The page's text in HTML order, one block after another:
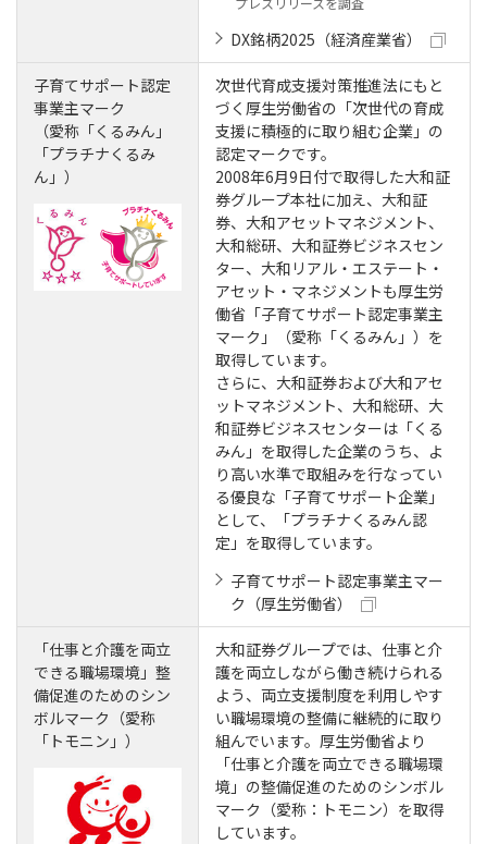
DX銘柄2025（経済産業省）
子育てサポート認定
事業主マーク
（愛称「くるみん」
「プラチナくるみ
ん」）
次世代育成支援対策推進法にもと
づく厚生労働省の「次世代の育成
支援に積極的に取り組む企業」の
認定マークです。
2008年6月9日付で取得した大和証
券グループ本社に加え、大和証
券、大和アセットマネジメント、
大和総研、大和証券ビジネスセン
ター、大和リアル・エステート・
アセット・マネジメントも厚生労
働省「子育てサポート認定事業主
マーク」（愛称「くるみん」）を
取得しています。
さらに、大和証券および大和アセ
ットマネジメント、大和総研、大
和証券ビジネスセンターは「くる
みん」を取得した企業のうち、よ
り高い水準で取組みを行なってい
る優良な「子育てサポート企業」
として、「プラチナくるみん認
定」を取得しています。
子育てサポート認定事業主マー
ク（厚生労働省）
「仕事と介護を両立
できる職場環境」整
備促進のためのシン
ボルマーク（愛称
「トモニン」）
大和証券グループでは、仕事と介
護を両立しながら働き続けられる
よう、両立支援制度を利用しやす
い職場環境の整備に継続的に取り
組んでいます。厚生労働省より
「仕事と介護を両立できる職場環
境」の整備促進のためのシンボル
マーク（愛称：トモニン）を取得
しています。